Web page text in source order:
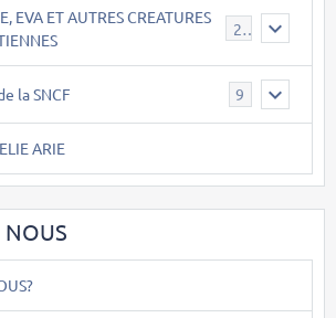
EVA ET AUTRES CREATURES
26
la SNCF 9
ARIE
NOUS